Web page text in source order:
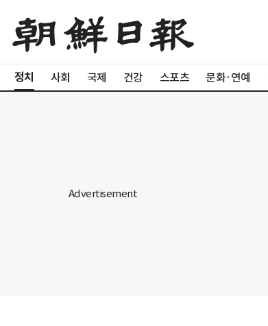
정치 사회 국제 건강 스포츠 문화·연예